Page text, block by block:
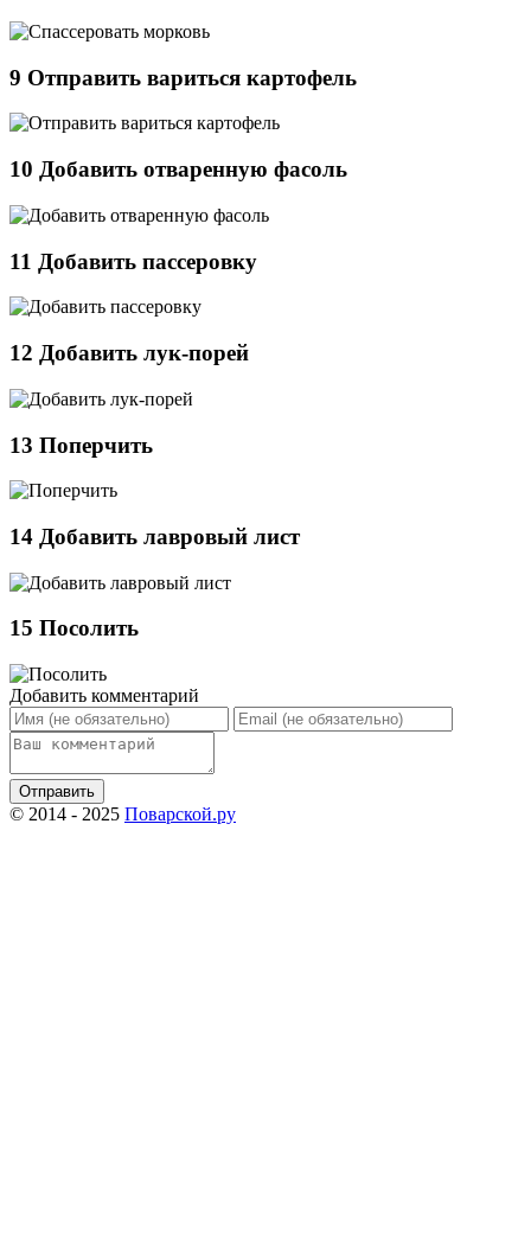
9 Отправить вариться картофель
10 Добавить отваренную фасоль
11 Добавить пассеровку
12 Добавить лук-порей
13 Поперчить
14 Добавить лавровый лист
15 Посолить
Добавить комментарий
Отправить
© 2014 - 2025 Поварской.ру